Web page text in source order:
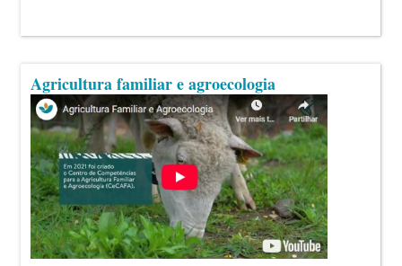
Agricultura familiar e agroecologia